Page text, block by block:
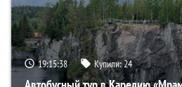
19:15:37 Купили:24